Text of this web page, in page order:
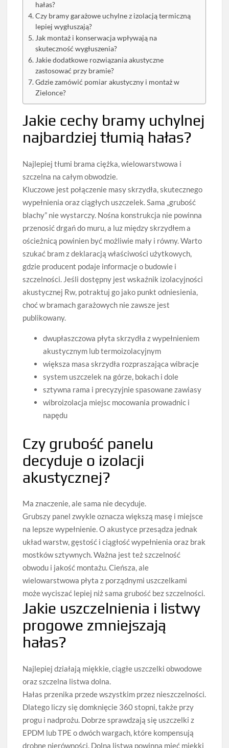
hałas?
Czy bramy garażowe uchylne z izolacją termiczną
lepiej wygłuszają?
Jak montaż i konserwacja wpływają na
skuteczność wygłuszenia?
Jakie dodatkowe rozwiązania akustyczne
zastosować przy bramie?
Gdzie zamówić pomiar akustyczny i montaż w
Zielonce?
Jakie cechy bramy uchylnej
najbardziej tłumią hałas?
Najlepiej tłumi brama ciężka, wielowarstwowa i
szczelna na całym obwodzie.
Kluczowe jest połączenie masy skrzydła, skutecznego
wypełnienia oraz ciągłych uszczelek. Sama „grubość
blachy” nie wystarczy. Nośna konstrukcja nie powinna
przenosić drgań do muru, a luz między skrzydłem a
ościeżnicą powinien być możliwie mały i równy. Warto
szukać bram z deklaracją właściwości użytkowych,
gdzie producent podaje informacje o budowie i
szczelności. Jeśli dostępny jest wskaźnik izolacyjności
akustycznej Rw, potraktuj go jako punkt odniesienia,
choć w bramach garażowych nie zawsze jest
publikowany.
dwupłaszczowa płyta skrzydła z wypełnieniem
akustycznym lub termoizolacyjnym
większa masa skrzydła rozpraszająca wibracje
system uszczelek na górze, bokach i dole
sztywna rama i precyzyjnie spasowane zawiasy
wibroizolacja miejsc mocowania prowadnic i
napędu
Czy grubość panelu
decyduje o izolacji
akustycznej?
Ma znaczenie, ale sama nie decyduje.
Grubszy panel zwykle oznacza większą masę i miejsce
na lepsze wypełnienie. O akustyce przesądza jednak
układ warstw, gęstość i ciągłość wypełnienia oraz brak
mostków sztywnych. Ważna jest też szczelność
obwodu i jakość montażu. Cieńsza, ale
wielowarstwowa płyta z porządnymi uszczelkami
może wyciszać lepiej niż sama grubość bez szczelności.
Jakie uszczelnienia i listwy
progowe zmniejszają
hałas?
Najlepiej działają miękkie, ciągłe uszczelki obwodowe
oraz szczelna listwa dolna.
Hałas przenika przede wszystkim przez nieszczelności.
Dlatego liczy się domknięcie 360 stopni, także przy
progu i nadprożu. Dobrze sprawdzają się uszczelki z
EPDM lub TPE o dwóch wargach, które kompensują
drobne nierówności. Dolna listwa powinna mieć miękki